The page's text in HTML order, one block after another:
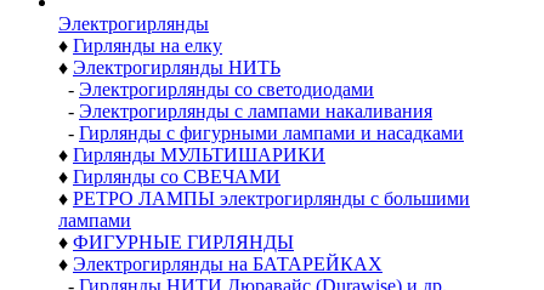
Электро­гирлянды
♦ Гирлянды на елку
♦ Электрогирлянды НИТЬ
- Электрогирлянды со светодиодами
- Электрогирлянды с лампами накаливания
- Гирлянды с фигурными лампами и насадками
♦ Гирлянды МУЛЬТИШАРИКИ
♦ Гирлянды со СВЕЧАМИ
♦ РЕТРО ЛАМПЫ электрогирлянды с большими
лампами
♦ ФИГУРНЫЕ ГИРЛЯНДЫ
♦ Электрогирлянды на БАТАРЕЙКАХ
- Гирлянды НИТИ Дюравайс (Durawise) и др.